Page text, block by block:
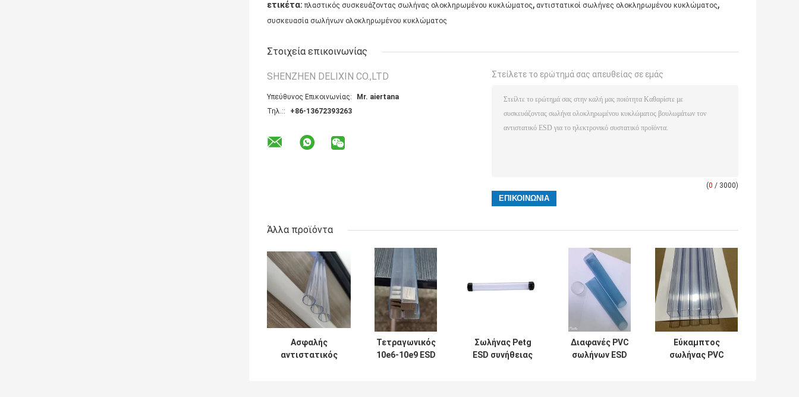
ετικέτα: πλαστικός συσκευάζοντας σωλήνας ολοκληρωμένου κυκλώματος, αντιστατικοί σωλήνες ολοκληρωμένου κυκλώματος,
συσκευασία σωλήνων ολοκληρωμένου κυκλώματος
Στοιχεία επικοινωνίας
SHENZHEN DELIXIN CO.,LTD
Υπεύθυνος Επικοινωνίας:
Mr. aiertana
Τηλ.::
+86-13672393263
Στείλετε το ερώτημά σας απευθείας σε εμάς
(0 / 3000)
Άλλα προϊόντα
Ασφαλής
αντιστατικός
Τετραγωνικός
10e6-10e9 ESD
Σωλήνας Petg
ESD συνήθειας
Διαφανές PVC
σωλήνων ESD
Εύκαμπτος
σωλήνας PVC